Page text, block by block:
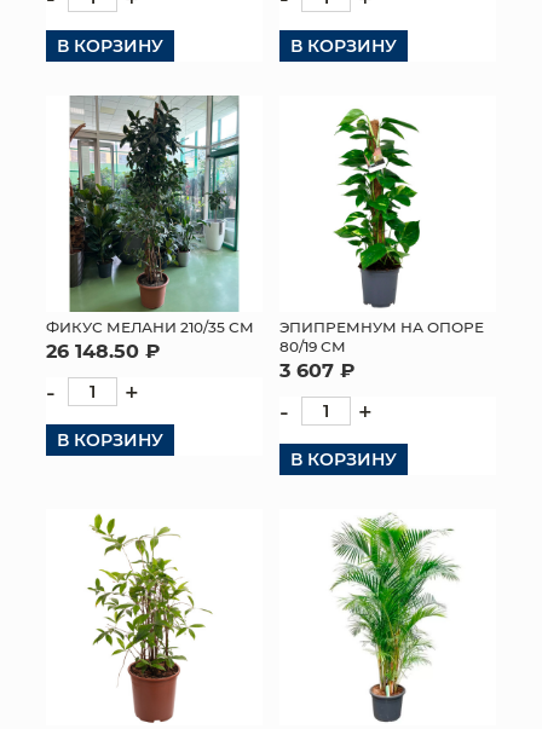
В КОРЗИНУ В КОРЗИНУ
ФИКУС МЕЛАНИ 210/35 СМ
26 148.50 ₽
- +
В КОРЗИНУ
ЭПИПРЕМНУМ НА ОПОРЕ
80/19 СМ
3 607 ₽
- +
В КОРЗИНУ